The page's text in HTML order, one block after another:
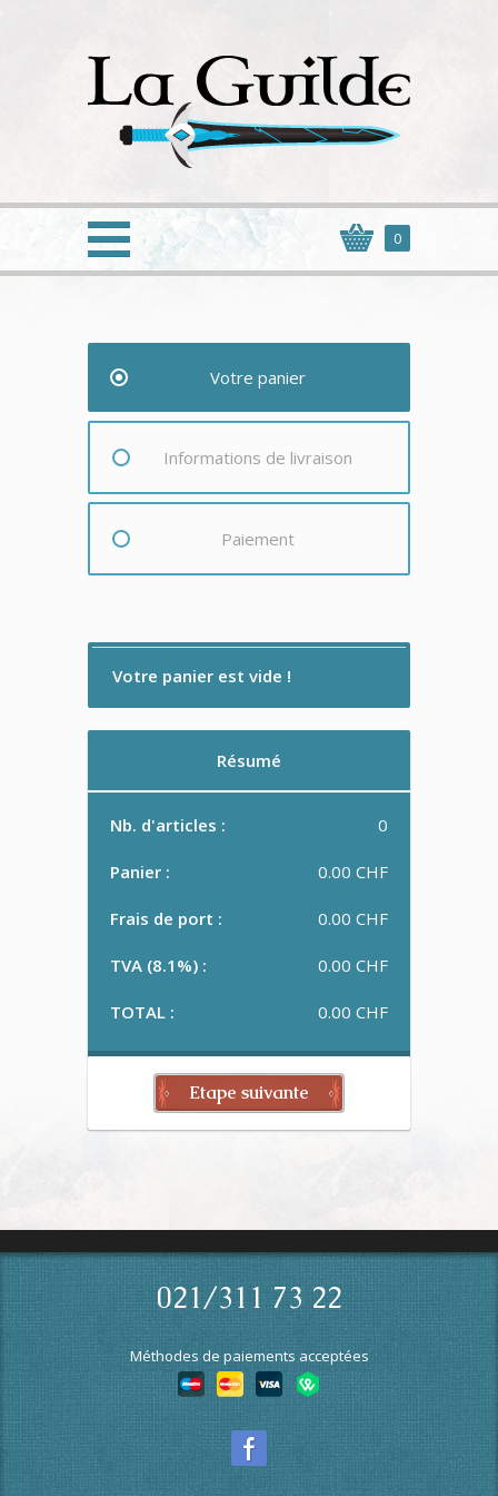
0
Votre panier
Informations de livraison
Paiement
Votre panier est vide !
Résumé
Nb. d'articles : 0
Panier : 0.00 CHF
Frais de port : 0.00 CHF
TVA (8.1%) : 0.00 CHF
TOTAL : 0.00 CHF
Etape suivante
021/311 73 22
Méthodes de paiements acceptées